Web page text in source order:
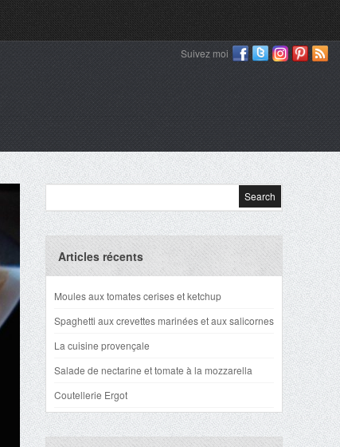
Suivez moi
Articles récents
Moules aux tomates cerises et ketchup
Spaghetti aux crevettes marinées et aux salicornes
La cuisine provençale
Salade de nectarine et tomate à la mozzarella
Coutellerie Ergot